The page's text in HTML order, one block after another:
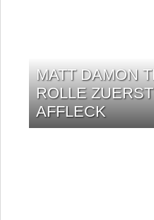
MATT DAMON
ROLLE
AFFLECK